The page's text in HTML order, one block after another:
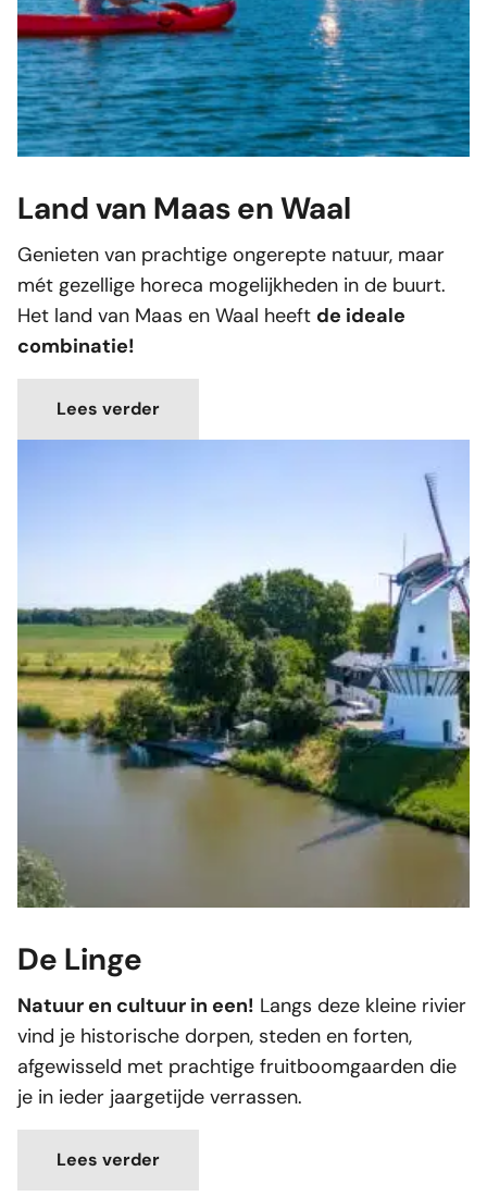
Land van Maas en Waal
Genieten van prachtige ongerepte natuur, maar
mét gezellige horeca mogelijkheden in de buurt.
Het land van Maas en Waal heeft de ideale
combinatie!
Lees verder
De Linge
Natuur en cultuur in een! Langs deze kleine rivier
vind je historische dorpen, steden en forten,
afgewisseld met prachtige fruitboomgaarden die
je in ieder jaargetijde verrassen.
Lees verder